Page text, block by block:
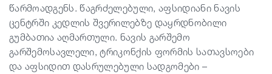
წარმოადგენს. წაგრძელებული, აფსიდიანი ნავის
ცენტრში კედლის შვერილებზე დაყრდნობილი
გუმბათია აღმართული. ნავის გარშემო
გარშემოსავლელი, ტრიკონქის ფორმის სათავსოები
და აფსიდით დასრულებული სადგომები –